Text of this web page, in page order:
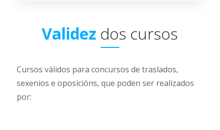
Validez dos cursos
Cursos válidos para concursos de traslados,
sexenios e oposicións, que poden ser realizados
por: